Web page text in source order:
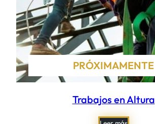
PRÓXIMAMENTE
Trabajos en Altura